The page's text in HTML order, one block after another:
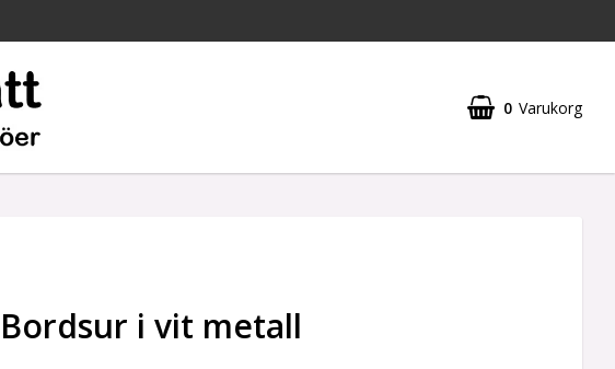
0 Varukorg
Bordsur i vit metall